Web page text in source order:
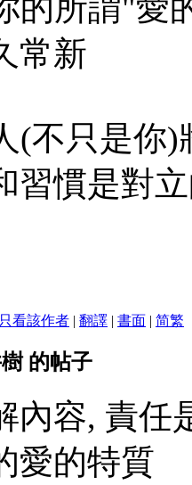
的所謂"愛
常新
(不只是你
習慣是對
只看該作者 | 翻譯 | 書面 | 简繁
的帖子
內容, 責任
愛的特質